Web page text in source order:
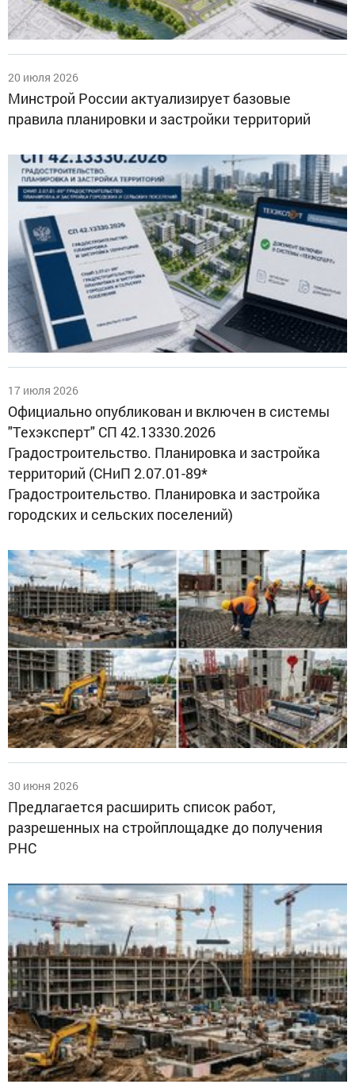
20 июля 2026
Минстрой России актуализирует базовые
правила планировки и застройки территорий
17 июля 2026
Официально опубликован и включен в системы
"Техэксперт" СП 42.13330.2026
Градостроительство. Планировка и застройка
территорий (СНиП 2.07.01-89*
Градостроительство. Планировка и застройка
городских и сельских поселений)
30 июня 2026
Предлагается расширить список работ,
разрешенных на стройплощадке до получения
РНС